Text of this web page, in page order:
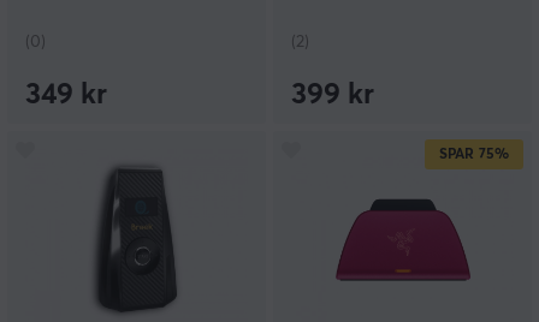
(0)
349 kr
(2)
399 kr
SPAR 75%